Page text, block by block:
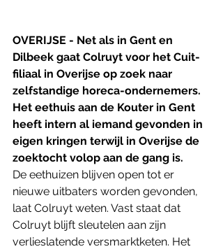
OVERIJSE - Net als in Gent en
Dilbeek gaat Colruyt voor het Cuit-
filiaal in Overijse op zoek naar
zelfstandige horeca-ondernemers.
Het eethuis aan de Kouter in Gent
heeft intern al iemand gevonden in
eigen kringen terwijl in Overijse de
zoektocht volop aan de gang is.
De eethuizen blijven open tot er
nieuwe uitbaters worden gevonden,
laat Colruyt weten. Vast staat dat
Colruyt blijft sleutelen aan zijn
verlieslatende versmarktketen. Het